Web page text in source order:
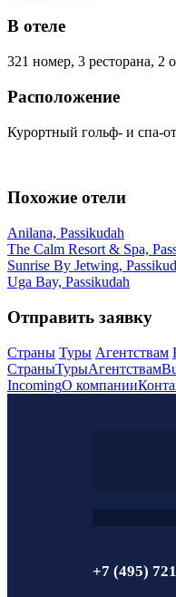
В отеле
321 номер, 3 ресторана, 2
Расположение
Курортный гольф- и спа-
Похожие отели
Anilana, Passikudah
The Calm Resort & Spa,
Sunrise By Jetwing,
Uga Bay, Passikudah
Отправить заявку
Страны Туры Агентствам
СтраныТурыАгентствам
IncomingО компании
+7 (495)